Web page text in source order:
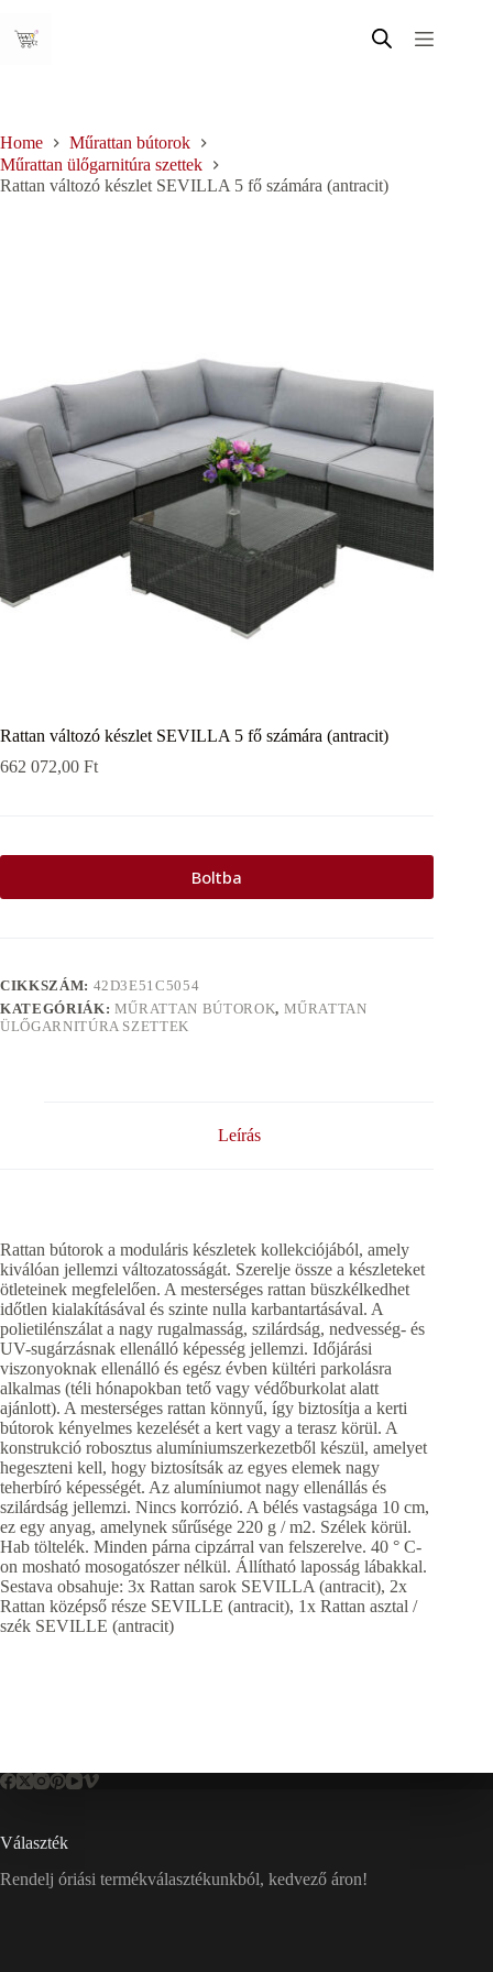
content
Home
Műrattan bútorok
Műrattan ülőgarnitúra szettek
Rattan változó készlet SEVILLA 5 fő számára (antracit)
Rattan változó készlet SEVILLA 5 fő számára (antracit)
662 072,00 Ft
Boltba
CIKKSZÁM: 42D3E51C5054
KATEGÓRIÁK: MŰRATTAN BÚTOROK, MŰRATTAN
ÜLŐGARNITÚRA SZETTEK
Leírás
Rattan bútorok a moduláris készletek kollekciójából, amely
kiválóan jellemzi változatosságát. Szerelje össze a készleteket
ötleteinek megfelelően. A mesterséges rattan büszkélkedhet
időtlen kialakításával és szinte nulla karbantartásával. A
polietilénszálat a nagy rugalmasság, szilárdság, nedvesség- és
UV-sugárzásnak ellenálló képesség jellemzi. Időjárási
viszonyoknak ellenálló és egész évben kültéri parkolásra
alkalmas (téli hónapokban tető vagy védőburkolat alatt
ajánlott). A mesterséges rattan könnyű, így biztosítja a kerti
bútorok kényelmes kezelését a kert vagy a terasz körül. A
konstrukció robosztus alumíniumszerkezetből készül, amelyet
hegeszteni kell, hogy biztosítsák az egyes elemek nagy
teherbíró képességét. Az alumíniumot nagy ellenállás és
szilárdság jellemzi. Nincs korrózió. A bélés vastagsága 10 cm,
ez egy anyag, amelynek sűrűsége 220 g / m2. Szélek körül.
Hab töltelék. Minden párna cipzárral van felszerelve. 40 ° C-
on mosható mosogatószer nélkül. Állítható laposság lábakkal.
Sestava obsahuje: 3x Rattan sarok SEVILLA (antracit), 2x
Rattan középső része SEVILLE (antracit), 1x Rattan asztal /
szék SEVILLE (antracit)
Választék
Rendelj óriási termékválasztékunkból, kedvező áron!